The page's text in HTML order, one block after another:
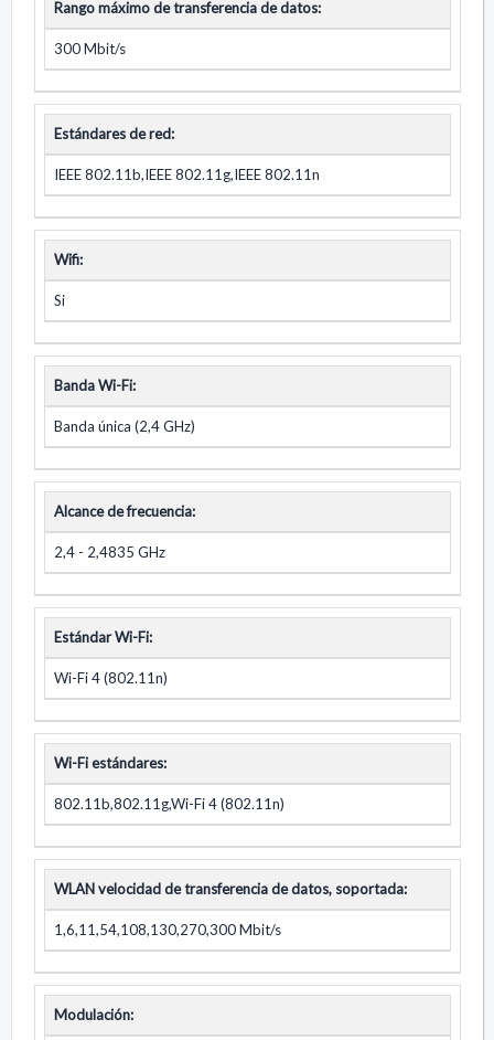
Rango máximo de transferencia de datos:
300 Mbit/s
Estándares de red:
IEEE 802.11b,IEEE 802.11g,IEEE 802.11n
Wifi:
Si
Banda Wi-Fi:
Banda única (2,4 GHz)
Alcance de frecuencia:
2,4 - 2,4835 GHz
Estándar Wi-Fi:
Wi-Fi 4 (802.11n)
Wi-Fi estándares:
802.11b,802.11g,Wi-Fi 4 (802.11n)
WLAN velocidad de transferencia de datos, soportada:
1,6,11,54,108,130,270,300 Mbit/s
Modulación: